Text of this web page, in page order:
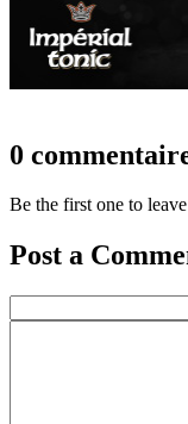
0
Be the first one to
Post a